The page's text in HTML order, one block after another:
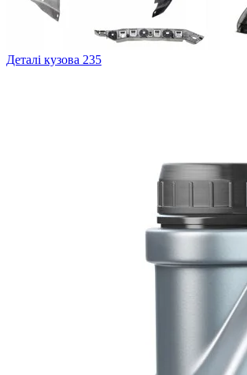
Деталі кузова 235